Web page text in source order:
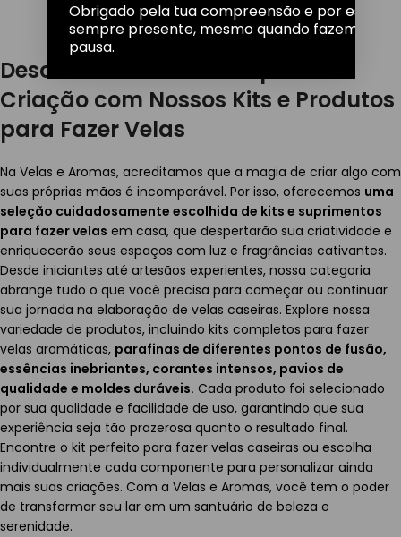
6,00€
Descubra a Sua Paixão pela
Criação com Nossos Kits e Produtos
para Fazer Velas
Na Velas e Aromas, acreditamos que a magia de criar algo com
suas próprias mãos é incomparável. Por isso, oferecemos uma
seleção cuidadosamente escolhida de kits e suprimentos
para fazer velas em casa, que despertarão sua criatividade e
enriquecerão seus espaços com luz e fragrâncias cativantes.
Desde iniciantes até artesãos experientes, nossa categoria
abrange tudo o que você precisa para começar ou continuar
sua jornada na elaboração de velas caseiras. Explore nossa
variedade de produtos, incluindo kits completos para fazer
velas aromáticas, parafinas de diferentes pontos de fusão,
essências inebriantes, corantes intensos, pavios de
qualidade e moldes duráveis. Cada produto foi selecionado
por sua qualidade e facilidade de uso, garantindo que sua
experiência seja tão prazerosa quanto o resultado final.
Encontre o kit perfeito para fazer velas caseiras ou escolha
individualmente cada componente para personalizar ainda
mais suas criações. Com a Velas e Aromas, você tem o poder
de transformar seu lar em um santuário de beleza e
serenidade.
Obrigado pela tua compreensão e por estares
sempre presente, mesmo quando fazemos
pausa.